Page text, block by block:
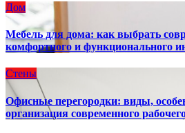
Дом
Мебель для дома: как выбрать
комфортного и функционального
Стены
Офисные перегородки: виды,
организация современного